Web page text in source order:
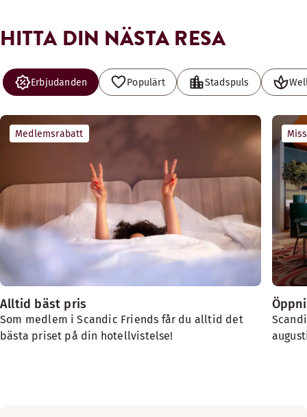
HITTA DIN NÄSTA RESA
Erbjudanden Populärt Stadspuls
Medlemsrabatt
Alltid bäst pris
Som medlem i Scandic Friends får du alltid det
bästa priset på din hotellvistelse!